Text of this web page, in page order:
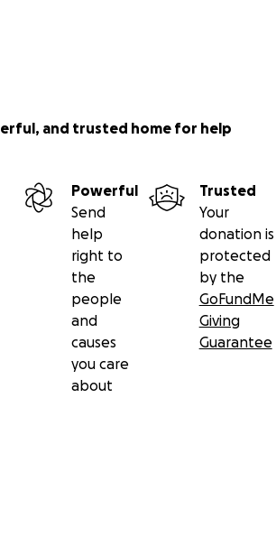
and trusted home for help
Powerful
Send
help
right to
the
people
and
causes
you care
about
Trusted
Your
donation is
protected
by the
GoFundMe
Giving
Guarantee